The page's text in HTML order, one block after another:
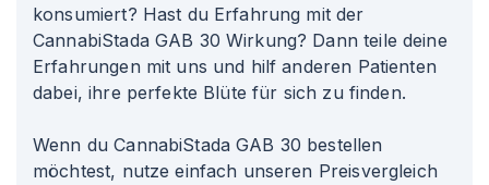
konsumiert? Hast du Erfahrung mit der
CannabiStada GAB 30 Wirkung? Dann teile deine
Erfahrungen mit uns und hilf anderen Patienten
dabei, ihre perfekte Blüte für sich zu finden.
Wenn du CannabiStada GAB 30 bestellen
möchtest, nutze einfach unseren Preisvergleich